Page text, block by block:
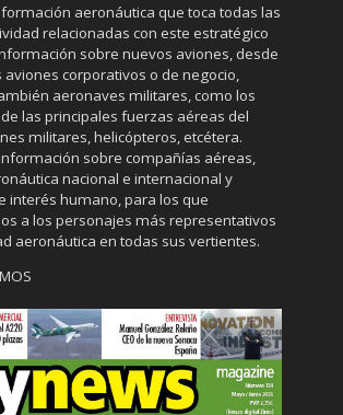
aeronáutica que toca todas las
relacionadas con este estratégico
sobre nuevos aviones, desde
aviones corporativos o de negocio,
aeronaves militares, como los
las principales fuerzas aéreas del
militares, helicópteros, etcétera.
sobre compañías aéreas,
nacional e internacional y
interés humano, para los que
a los personajes más representativos
aeronáutica en todas sus vertientes.